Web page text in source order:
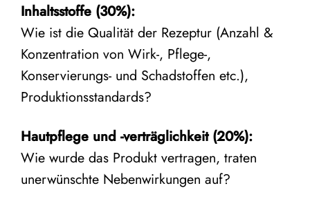
Inhaltsstoffe (30%):
Wie ist die Qualität der Rezeptur (Anzahl &
Konzentration von Wirk-, Pflege-,
Konservierungs- und Schadstoffen etc.),
Produktionsstandards?
Hautpflege und -verträglichkeit (20%):
Wie wurde das Produkt vertragen, traten
unerwünschte Nebenwirkungen auf?